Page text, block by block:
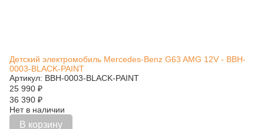
Детский электромобиль Mercedes-Benz G63 AMG 12V - BBH-
0003-BLACK-PAINT
Артикул: BBH-0003-BLACK-PAINT
25 990 ₽
36 390 ₽
Нет в наличии
В корзину